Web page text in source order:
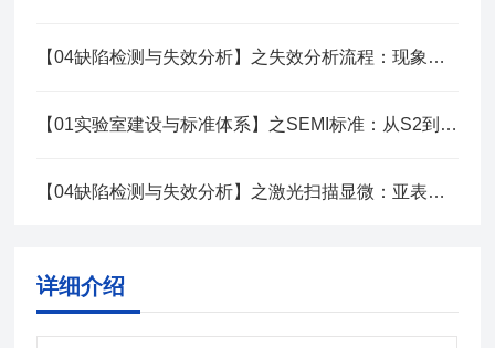
【04缺陷检测与失效分析】之失效分析流程：现象到根因系统方法
【01实验室建设与标准体系】之SEMI标准：从S2到S22实战解读
【04缺陷检测与失效分析】之激光扫描显微：亚表面缺陷无损定位技术
详细介绍